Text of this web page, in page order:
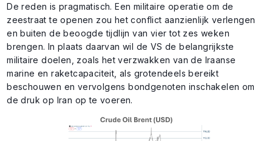
De reden is pragmatisch. Een militaire operatie om de
zeestraat te openen zou het conflict aanzienlijk verlengen
en buiten de beoogde tijdlijn van vier tot zes weken
brengen. In plaats daarvan wil de VS de belangrijkste
militaire doelen, zoals het verzwakken van de Iraanse
marine en raketcapaciteit, als grotendeels bereikt
beschouwen en vervolgens bondgenoten inschakelen om
de druk op Iran op te voeren.